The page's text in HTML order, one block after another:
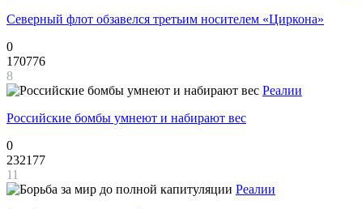
Северный флот обзавелся третьим носителем «Циркона»
0
170776
8
Реалии
Российские бомбы умнеют и набирают вес
0
232177
11
Реалии